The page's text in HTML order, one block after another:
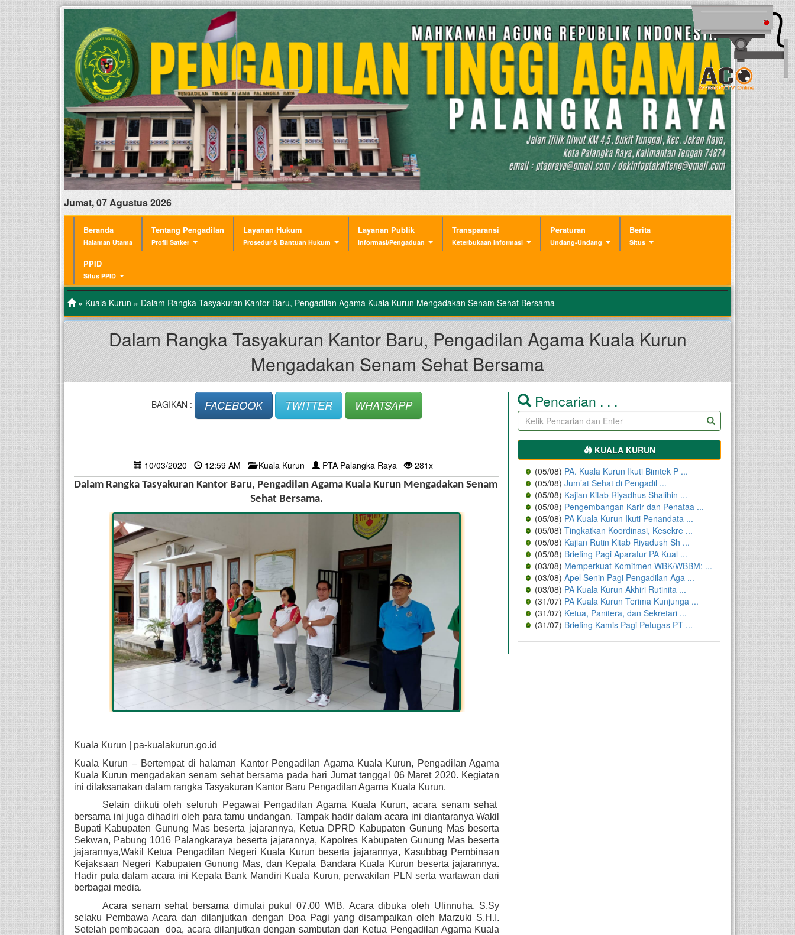
Jumat, 07 Agustus 2026
Beranda
Halaman Utama
Tentang Pengadilan
Profil Satker
Layanan Hukum
Prosedur & Bantuan Hukum
Layanan Publik
Informasi/Pengaduan
Transparansi
Keterbukaan Informasi
Peraturan
Undang-Undang
Berita
Situs
PPID
Situs PPID
» Kuala Kurun » Dalam Rangka Tasyakuran Kantor Baru, Pengadilan Agama Kuala Kurun Mengadakan Senam Sehat Bersama
Dalam Rangka Tasyakuran Kantor Baru, Pengadilan Agama Kuala Kurun
Mengadakan Senam Sehat Bersama
BAGIKAN : FACEBOOK TWITTER WHATSAPP
10/03/2020 12:59 AM Kuala Kurun PTA Palangka Raya 281x
Dalam Rangka Tasyakuran Kantor Baru, Pengadilan Agama Kuala Kurun Mengadakan Senam
Sehat Bersama.
Kuala Kurun | pa-kualakurun.go.id
Kuala Kurun – Bertempat di halaman Kantor Pengadilan Agama Kuala Kurun, Pengadilan Agama
Kuala Kurun mengadakan senam sehat bersama pada hari Jumat tanggal 06 Maret 2020. Kegiatan
ini dilaksanakan dalam rangka Tasyakuran Kantor Baru Pengadilan Agama Kuala Kurun.
Selain diikuti oleh seluruh Pegawai Pengadilan Agama Kuala Kurun, acara senam sehat
bersama ini juga dihadiri oleh para tamu undangan. Tampak hadir dalam acara ini diantaranya Wakil
Bupati Kabupaten Gunung Mas beserta jajarannya, Ketua DPRD Kabupaten Gunung Mas beserta
Sekwan, Pabung 1016 Palangkaraya beserta jajarannya, Kapolres Kabupaten Gunung Mas beserta
jajarannya,Wakil Ketua Pengadilan Negeri Kuala Kurun beserta jajarannya, Kasubbag Pembinaan
Kejaksaan Negeri Kabupaten Gunung Mas, dan Kepala Bandara Kuala Kurun beserta jajarannya.
Hadir pula dalam acara ini Kepala Bank Mandiri Kuala Kurun, perwakilan PLN serta wartawan dari
berbagai media.
Acara senam sehat bersama dimulai pukul 07.00 WIB. Acara dibuka oleh Ulinnuha, S.Sy
selaku Pembawa Acara dan dilanjutkan dengan Doa Pagi yang disampaikan oleh Marzuki S.H.I.
Setelah pembacaan  doa, acara dilanjutkan dengan sambutan dari Ketua Pengadilan Agama Kuala
Pencarian . . .
KUALA KURUN
(05/08) PA. Kuala Kurun Ikuti Bimtek P ...
(05/08) Jum’at Sehat di Pengadil ...
(05/08) Kajian Kitab Riyadhus Shalihin ...
(05/08) Pengembangan Karir dan Penataa ...
(05/08) PA Kuala Kurun Ikuti Penandata ...
(05/08) Tingkatkan Koordinasi, Kesekre ...
(05/08) Kajian Rutin Kitab Riyadush Sh ...
(05/08) Briefing Pagi Aparatur PA Kual ...
(03/08) Memperkuat Komitmen WBK/WBBM: ...
(03/08) Apel Senin Pagi Pengadilan Aga ...
(03/08) PA Kuala Kurun Akhiri Rutinita ...
(31/07) PA Kuala Kurun Terima Kunjunga ...
(31/07) Ketua, Panitera, dan Sekretari ...
(31/07) Briefing Kamis Pagi Petugas PT ...